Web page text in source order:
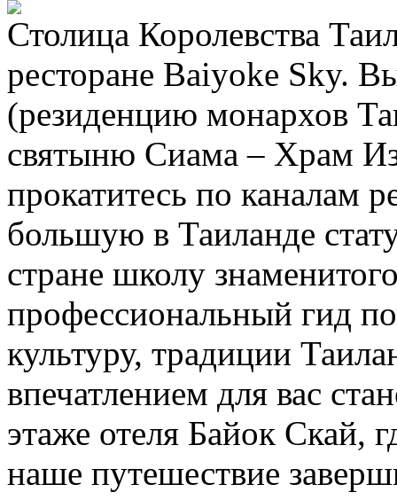
Столица Королевства
ресторане Baiyoke Sky.
(резиденцию монархов
святыню Сиама – Храм
прокатитесь по каналам
большую в Таиланде
стране школу
профессиональный гид
культуру, традиции
впечатлением для вас
этаже отеля Байок Скай,
наше путешествие